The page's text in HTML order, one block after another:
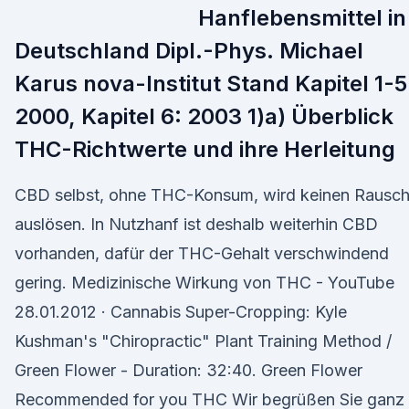
Hanflebensmittel in
Deutschland Dipl.-Phys. Michael
Karus nova-Institut Stand Kapitel 1-
2000, Kapitel 6: 2003 1)a) Überblick
THC-Richtwerte und ihre Herleitung
CBD selbst, ohne THC-Konsum, wird keinen Rausch
auslösen. In Nutzhanf ist deshalb weiterhin CBD
vorhanden, dafür der THC-Gehalt verschwindend
gering. Medizinische Wirkung von THC - YouTube
28.01.2012 · Cannabis Super-Cropping: Kyle
Kushman's "Chiropractic" Plant Training Method /
Green Flower - Duration: 32:40. Green Flower
Recommended for you THC Wir begrüßen Sie ganz